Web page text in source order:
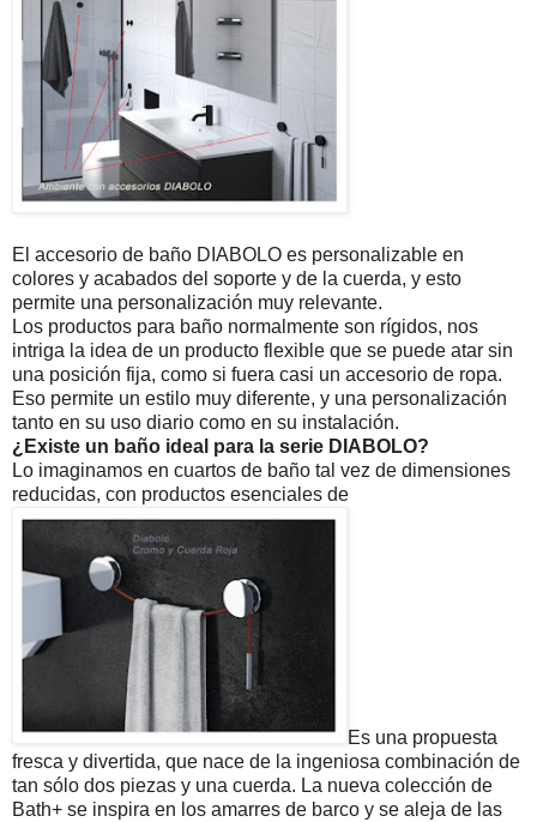
El accesorio de baño DIABOLO es personalizable en
colores y acabados del soporte y de la cuerda, y esto
permite una personalización muy relevante.
Los productos para baño normalmente son rígidos, nos
intriga la idea de un producto flexible que se puede atar sin
una posición fija, como si fuera casi un accesorio de ropa.
Eso permite un estilo muy diferente, y una personalización
tanto en su uso diario como en su instalación.
¿Existe un baño ideal para la serie DIABOLO?
Lo imaginamos en cuartos de baño tal vez de dimensiones
reducidas, con productos esenciales de
Es una propuesta
fresca y divertida, que nace de la ingeniosa combinación de
tan sólo dos piezas y una cuerda. La nueva colección de
Bath+ se inspira en los amarres de barco y se aleja de las